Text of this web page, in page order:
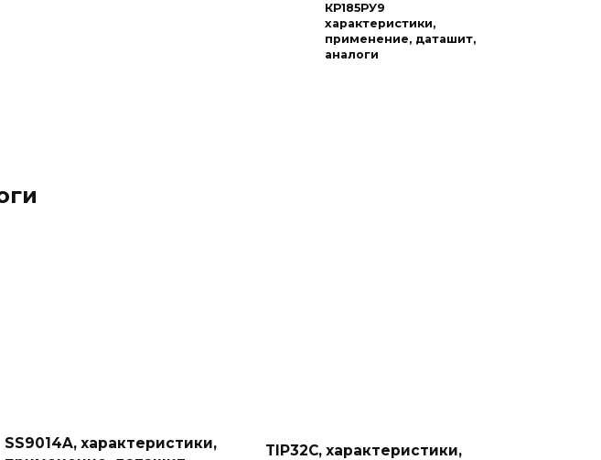
КР185РУ9
характеристики,
применение, даташит,
аналоги
SS9014A, характеристики,
TIP32C, характеристики,